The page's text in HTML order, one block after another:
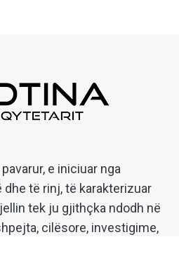
e iniciuar nga
të rinj, të karakterizuar
tek ju gjithçka ndodh në
cilësore, investigime,